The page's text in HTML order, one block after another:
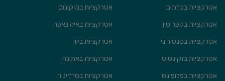
אטרקציות בכרתים
אטרקציות במיקונוס
אטרקציות בקפריסין
אטרקציות באיה נאפה
אטרקציות בסנטוריני
אטרקציות ביוון
אטרקציות בזקינטוס
אטרקציות באתונה
אטרקציות בפלופונס
אטרקציות בסרדיניה